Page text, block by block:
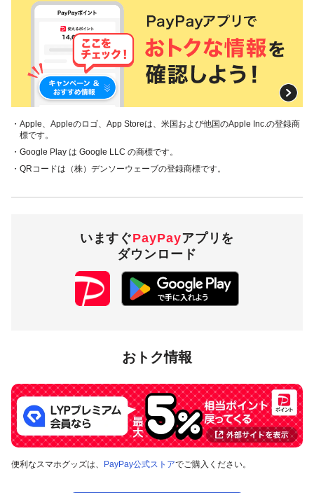
・Apple、Appleのロゴ、App Storeは、米国および他国のApple Inc.の登録商
標です。
・Google Play は Google LLC の商標です。
・QRコードは（株）デンソーウェーブの登録商標です。
いますぐPayPayアプリを
ダウンロード
おトク情報
便利なスマホグッズは、 PayPay公式ストアでご購入ください。